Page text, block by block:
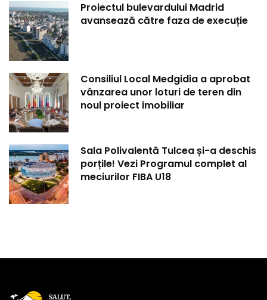
Proiectul bulevardului Madrid
avansează către faza de execuție
Consiliul Local Medgidia a aprobat
vânzarea unor loturi de teren din
noul proiect imobiliar
Sala Polivalentă Tulcea și-a deschis
porțile! Vezi Programul complet al
meciurilor FIBA U18